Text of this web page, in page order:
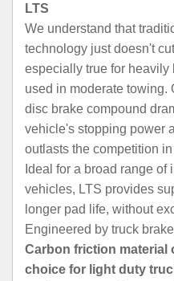
LTS
We understand that
technology just doesn't
especially true for
used in moderate towing.
disc brake compound
vehicle's stopping power
outlasts the competition
Ideal for a broad range of
vehicles, LTS provides
longer pad life, without
Engineered by truck
Carbon friction material
choice for light duty